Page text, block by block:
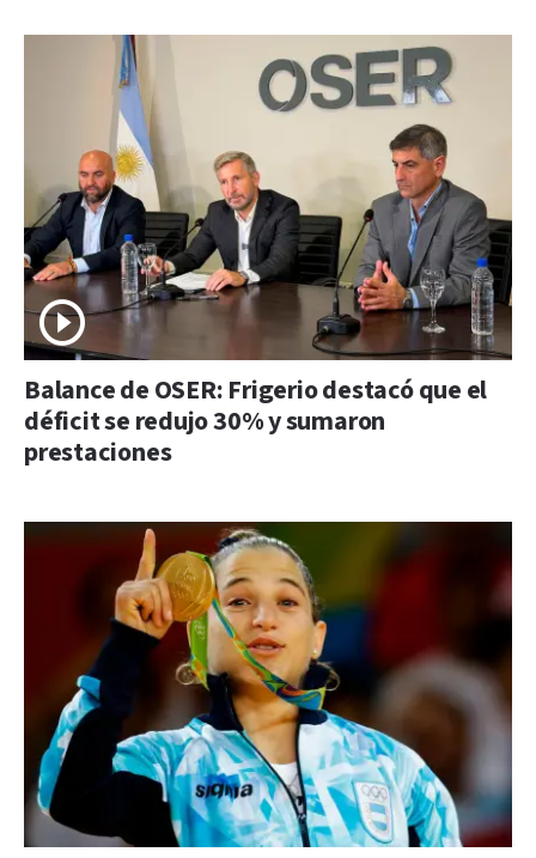
Balance de OSER: Frigerio destacó que el
déficit se redujo 30% y sumaron
prestaciones